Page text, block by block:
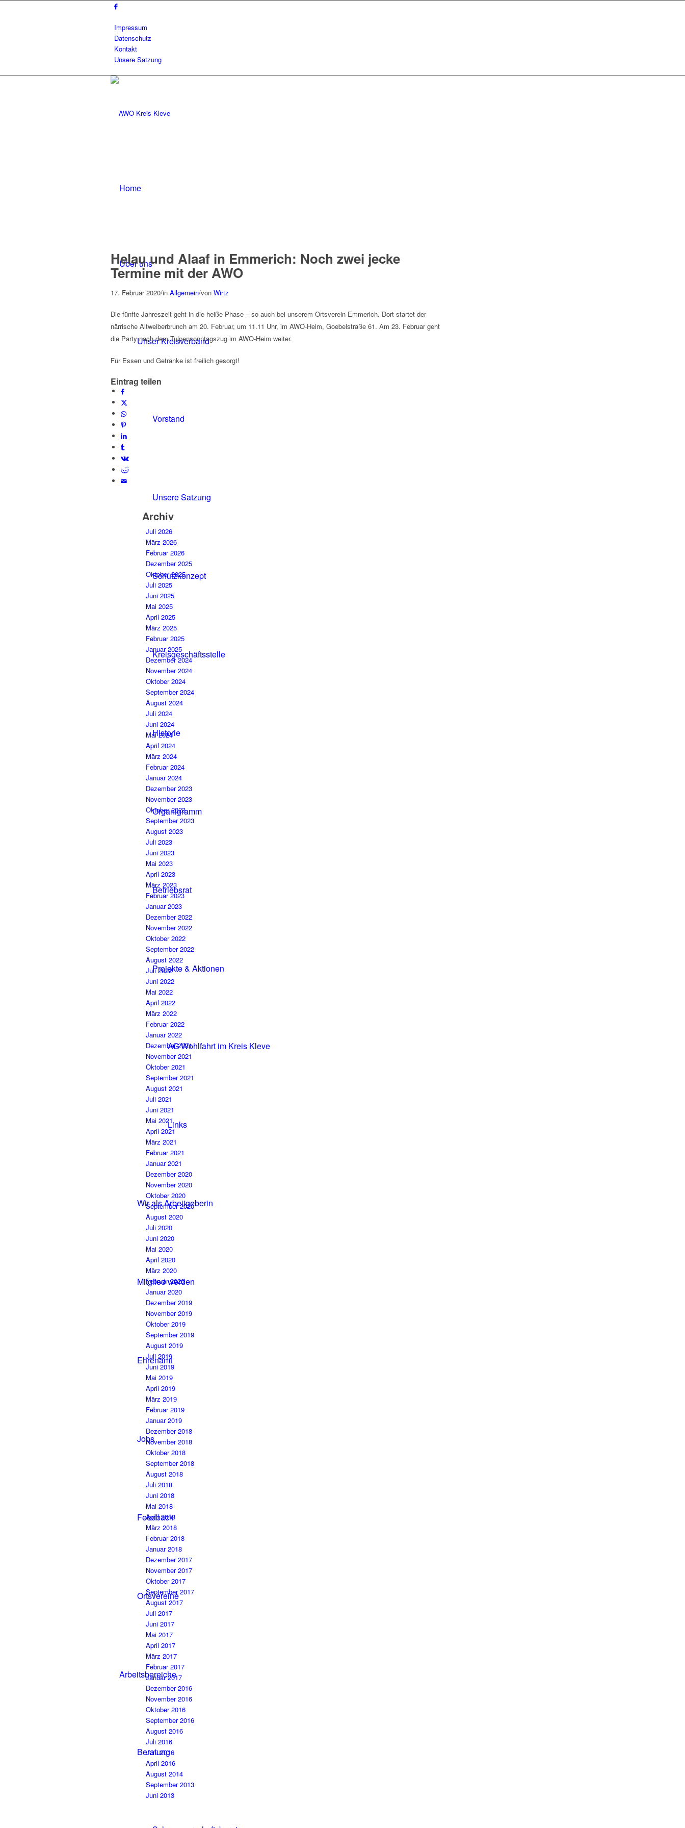
Impressum
Datenschutz
Kontakt
Unsere Satzung
Home
Über uns
Unser Kreisverband
Vorstand
Unsere Satzung
Schutzkonzept
Kreisgeschäftsstelle
Historie
Organigramm
Betriebsrat
Projekte & Aktionen
AG Wohlfahrt im Kreis Kleve
Links
Wir als Arbeitgeberin
Mitglied werden
Ehrenamt
Jobs
Feedback
Ortsvereine
Arbeitsbereiche
Beratung
Helau und Alaaf in Emmerich: Noch zwei jecke
Termine mit der AWO
17. Februar 2020/in Allgemein/von Wirtz
Die fünfte Jahreszeit geht in die heiße Phase – so auch bei unserem Ortsverein Emmerich. Dort startet der
närrische Altweiberbrunch am 20. Februar, um 11.11 Uhr, im AWO-Heim, Goebelstraße 61. Am 23. Februar geht
die Party nach dem Tulpensonntagszug im AWO-Heim weiter.
Für Essen und Getränke ist freilich gesorgt!
Eintrag teilen
Archiv
Juli 2026
März 2026
Februar 2026
Dezember 2025
Oktober 2025
Juli 2025
Juni 2025
Mai 2025
April 2025
März 2025
Februar 2025
Januar 2025
Dezember 2024
November 2024
Oktober 2024
September 2024
August 2024
Juli 2024
Juni 2024
Mai 2024
April 2024
März 2024
Februar 2024
Januar 2024
Dezember 2023
November 2023
Oktober 2023
September 2023
August 2023
Juli 2023
Juni 2023
Mai 2023
April 2023
März 2023
Februar 2023
Januar 2023
Dezember 2022
November 2022
Oktober 2022
September 2022
August 2022
Juli 2022
Juni 2022
Mai 2022
April 2022
März 2022
Februar 2022
Januar 2022
Dezember 2021
November 2021
Oktober 2021
September 2021
August 2021
Juli 2021
Juni 2021
Mai 2021
April 2021
März 2021
Februar 2021
Januar 2021
Dezember 2020
November 2020
Oktober 2020
September 2020
August 2020
Juli 2020
Juni 2020
Mai 2020
April 2020
März 2020
Februar 2020
Januar 2020
Dezember 2019
November 2019
Oktober 2019
September 2019
August 2019
Juli 2019
Juni 2019
Mai 2019
April 2019
März 2019
Februar 2019
Januar 2019
Dezember 2018
November 2018
Oktober 2018
September 2018
August 2018
Juli 2018
Juni 2018
Mai 2018
April 2018
März 2018
Februar 2018
Januar 2018
Dezember 2017
November 2017
Oktober 2017
September 2017
August 2017
Juli 2017
Juni 2017
Mai 2017
April 2017
März 2017
Februar 2017
Januar 2017
Dezember 2016
November 2016
Oktober 2016
September 2016
August 2016
Juli 2016
Juni 2016
April 2016
August 2014
September 2013
Juni 2013